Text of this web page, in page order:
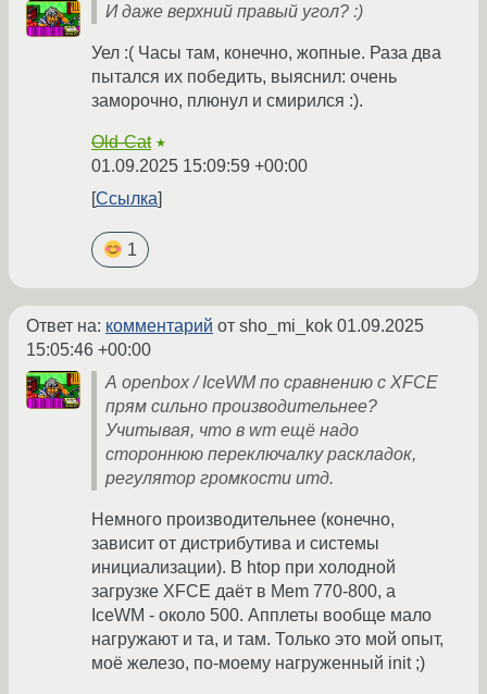
И даже верхний правый угол? :)
Уел :( Часы там, конечно, жопные. Раза два
пытался их победить, выяснил: очень
заморочно, плюнул и смирился :).
Old-Cat ★
01.09.2025 15:09:59 +00:00
Ссылка
1
Ответ на: комментарий от sho_mi_kok 01.09.2025
15:05:46 +00:00
А openbox / IceWM по сравнению с XFCE
прям сильно производительнее?
Учитывая, что в wm ещё надо
стороннюю переключалку раскладок,
регулятор громкости итд.
Немного производительнее (конечно,
зависит от дистрибутива и системы
инициализации). В htop при холодной
загрузке XFCE даёт в Mem 770-800, а
IceWM - около 500. Апплеты вообще мало
нагружают и та, и там. Только это мой опыт,
моё железо, по-моему нагруженный init ;)